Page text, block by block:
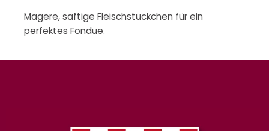
Magere, saftige Fleischstückchen für ein
perfektes Fondue.